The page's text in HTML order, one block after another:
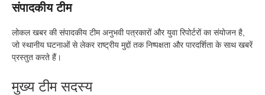
संपादकीय टीम
लोकल खबर की संपादकीय टीम अनुभवी पत्रकारों और युवा रिपोर्टरों का संयोजन है,
जो स्थानीय घटनाओं से लेकर राष्ट्रीय मुद्दों तक निष्पक्षता और पारदर्शिता के साथ खबरें
प्रस्तुत करते हैं।
मुख्य टीम सदस्य